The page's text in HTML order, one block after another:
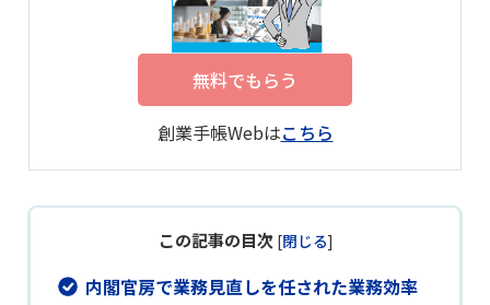
無料でもらう
創業手帳Webはこちら
この記事の目次 [閉じる]
内閣官房で業務見直しを任された業務効率